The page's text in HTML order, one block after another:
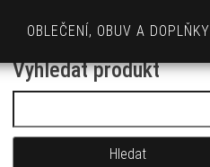
OBLEČENÍ, OBUV A DOPLŇKY
Vyhledat produkt